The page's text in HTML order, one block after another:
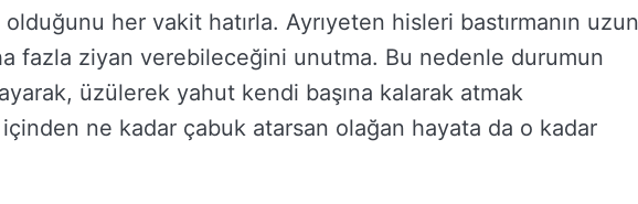
olduğunu her vakit hatırla. Ayrıyeten hisleri bastırmanın uzun
fazla ziyan verebileceğini unutma. Bu nedenle durumun
üzülerek yahut kendi başına kalarak atmak
ne kadar çabuk atarsan olağan hayata da o kadar